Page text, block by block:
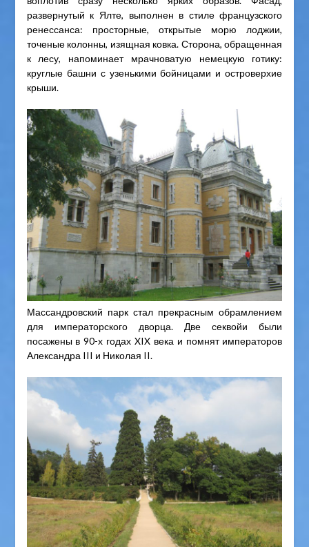
развернутый к Ялте, выполнен в стиле французского
ренессанса: просторные, открытые морю лоджии,
точеные колонны, изящная ковка. Сторона, обращенная
к лесу, напоминает мрачноватую немецкую готику:
круглые башни с узенькими бойницами и островерхие
крыши.
Массандровский парк стал прекрасным обрамлением
для императорского дворца. Две секвойи были
посажены в 90-х годах XIX века и помнят императоров
Александра III и Николая II.